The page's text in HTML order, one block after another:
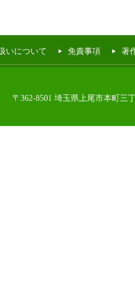
いについて 免責事項 著
〒362-8501 埼玉県上尾市本町三